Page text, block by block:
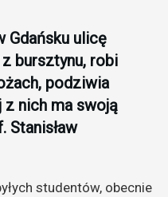
Gdańsku ulicę
bursztynu, robi
podziwia
z nich ma swoją
Stanisław
studentów, obecnie